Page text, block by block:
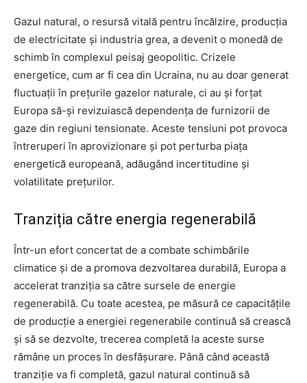
Gazul natural, o resursă vitală pentru încălzire, producția
de electricitate și industria grea, a devenit o monedă de
schimb în complexul peisaj geopolitic. Crizele
energetice, cum ar fi cea din Ucraina, nu au doar generat
fluctuații în prețurile gazelor naturale, ci au și forțat
Europa să-și revizuiască dependența de furnizorii de
gaze din regiuni tensionate. Aceste tensiuni pot provoca
întreruperi în aprovizionare și pot perturba piața
energetică europeană, adăugând incertitudine și
volatilitate prețurilor.
Tranziția către energia regenerabilă
Într-un efort concertat de a combate schimbările
climatice și de a promova dezvoltarea durabilă, Europa a
accelerat tranziția sa către sursele de energie
regenerabilă. Cu toate acestea, pe măsură ce capacitățile
de producție a energiei regenerabile continuă să crească
și să se dezvolte, trecerea completă la aceste surse
rămâne un proces în desfășurare. Până când această
tranziție va fi completă, gazul natural continuă să